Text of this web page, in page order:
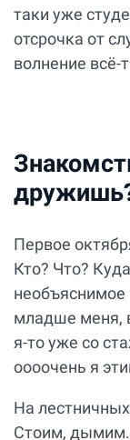
таки уже
отсрочка от
волнение всё-
Первое
Кто? Что?
необъяснимое
младше меня,
я-то уже со
оооочень я
На
Стоим, дымим.